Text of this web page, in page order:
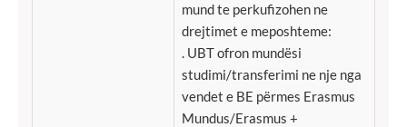
mund te perkufizohen ne
drejtimet e meposhteme:
. UBT ofron mundësi
studimi/transferimi ne nje nga
vendet e BE përmes Erasmus
Mundus/Erasmus +